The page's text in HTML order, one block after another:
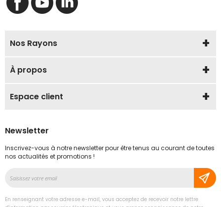
Nos Rayons
À propos
Espace client
Newsletter
Inscrivez-vous à notre newsletter pour être tenus au courant de toutes
nos actualités et promotions !
notre
En renseignant votre adresse e-mail, vous acceptez de recevoir notre lettre